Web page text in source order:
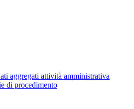
aggregati attività amministrativa
di procedimento